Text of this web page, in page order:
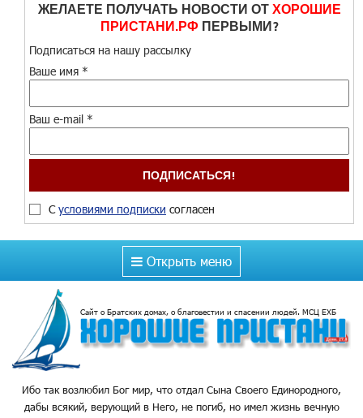
ЖЕЛАЕТЕ ПОЛУЧАТЬ НОВОСТИ ОТ ХОРОШИЕ
ПРИСТАНИ.РФ ПЕРВЫМИ?
Подписаться на нашу рассылку
Ваше имя *
Ваш e-mail *
Сусловиями подписки согласен
Открыть меню
Сайт о Братских домах, о благовестии и спасении людей. МСЦ ЕХБ
Ибо так возлюбил Бог мир, что отдал Сына Своего Единородного,
дабы всякий, верующий в Него, не погиб, но имел жизнь вечную